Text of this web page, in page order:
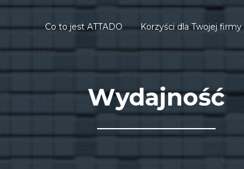
Co to jest ATTADO Korzyści dla Twojej firmy
Wydajność